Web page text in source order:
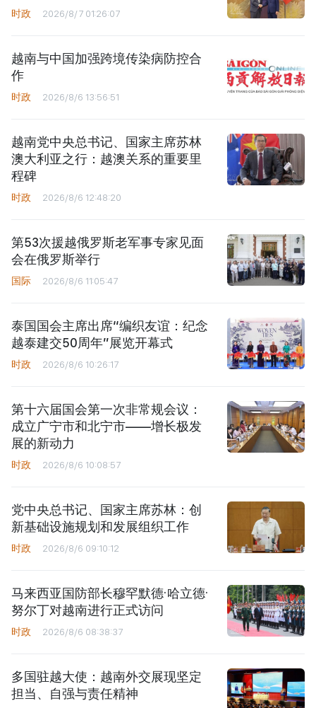
时政 2026/8/7 01:26:07
越南与中国加强跨境传染病防控合
作
时政 2026/8/6 13:56:51
越南党中央总书记、国家主席苏林
澳大利亚之行：越澳关系的重要里
程碑
时政 2026/8/6 12:48:20
第53次援越俄罗斯老军事专家见面
会在俄罗斯举行
国际 2026/8/6 11:05:47
泰国国会主席出席“编织友谊：纪念
越泰建交50周年”展览开幕式
时政 2026/8/6 10:26:17
第十六届国会第一次非常规会议：
成立广宁市和北宁市——增长极发
展的新动力
时政 2026/8/6 10:08:57
党中央总书记、国家主席苏林：创
新基础设施规划和发展组织工作
时政 2026/8/6 09:10:12
马来西亚国防部长穆罕默德·哈立德·
努尔丁对越南进行正式访问
时政 2026/8/6 08:38:37
多国驻越大使：越南外交展现坚定
担当、自强与责任精神